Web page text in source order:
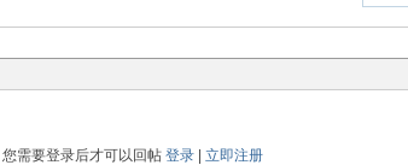
您需要登录后才可以回帖 登录| 立即注册